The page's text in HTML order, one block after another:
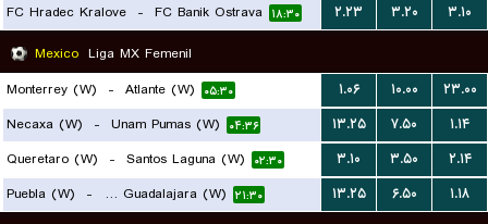
FC Hradec Kralove - FC Banik Ostrava ۱۸:۳۰ ۲.۲۳ ۳.۲۰
۳.۱۰
Mexico Liga MX Femenil
Monterrey (W) - Atlante (W) ۰۵:۳۰ ۱.۰۶ ۱۰.۰۰
۲۳.۰۰
Necaxa (W) - Unam Pumas (W) ۰۴:۳۶ ۱۳.۲۵ ۷.۵۰
۱.۱۴
Queretaro (W) - Santos Laguna (W) ۰۲:۳۰ ۳.۱۰ ۳.۵۰
۲.۱۴
Puebla (W) - CD Chivas Guadalajara (W) ۲۱:۳۰ ۱۳.۲۵ ۶.۵۰
۱.۱۸